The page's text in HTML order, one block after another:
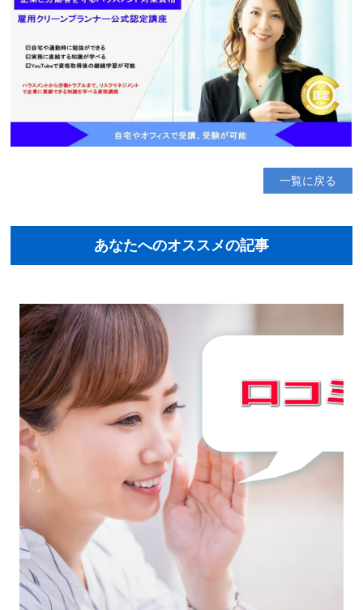
一覧に戻る
あなたへのオススメの記事